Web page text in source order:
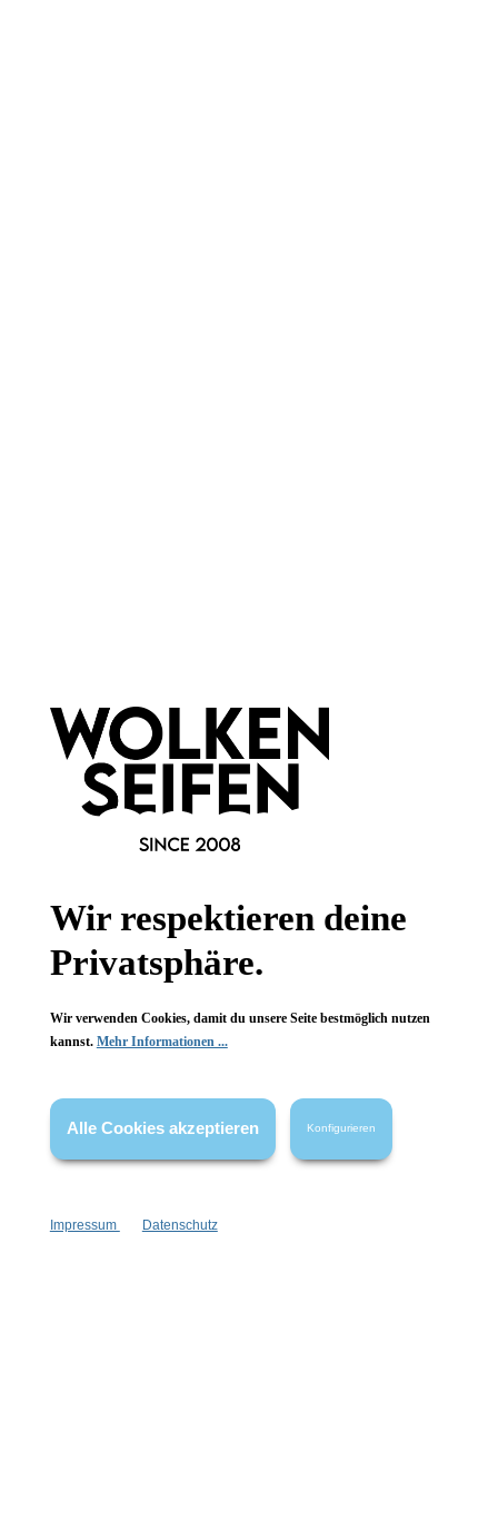
Informationen
Gesetzliche Informationen
Wissenswertes
Vertrag widerrufen
wenn nicht anders angegeben.
Wir respektieren deine
Privatsphäre.
Wir verwenden Cookies, damit du unsere Seite bestmöglich nutzen
kannst. Mehr Informationen ...
Alle Cookies akzeptieren Konfigurieren
Impressum Datenschutz